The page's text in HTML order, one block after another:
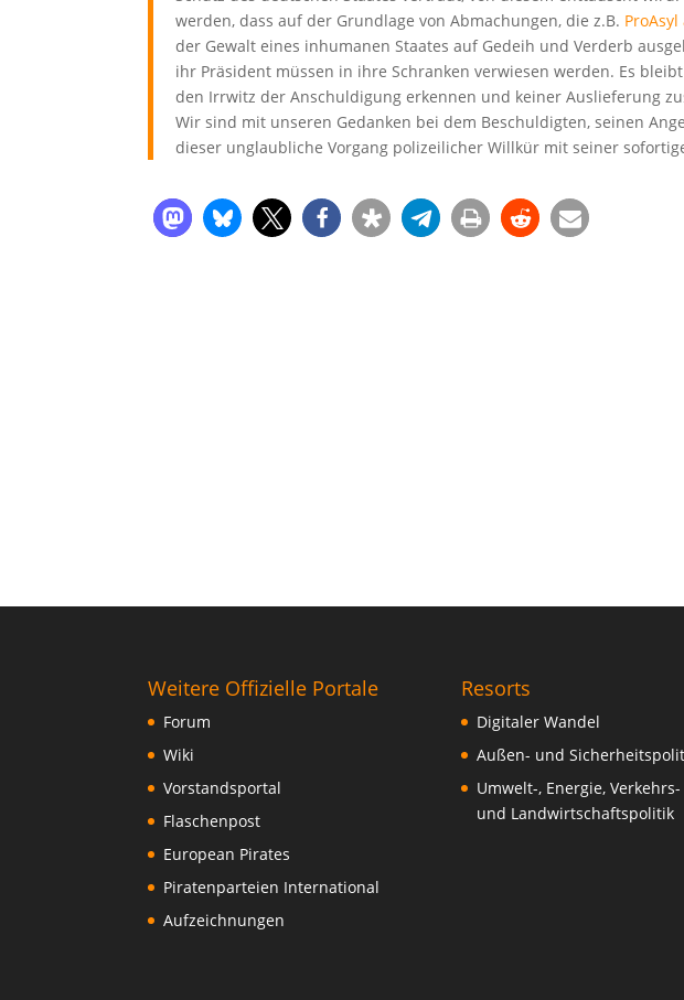
werden, dass auf der Grundlage von Abmachungen, die z.B.
der Gewalt eines inhumanen Staates auf Gedeih und Verderb
ihr Präsident müssen in ihre Schranken verwiesen werden. Es
den Irrwitz der Anschuldigung erkennen und keiner Auslieferung
Wir sind mit unseren Gedanken bei dem Beschuldigten, seinen
dieser unglaubliche Vorgang polizeilicher Willkür mit seiner
Weitere Offizielle Portale
Forum
Wiki
Vorstandsportal
Flaschenpost
European Pirates
Piratenparteien International
Aufzeichnungen
Resorts
Digitaler Wandel
Außen- und
Umwelt-, Energie, Verkehrs-
und Landwirtschaftspolitik